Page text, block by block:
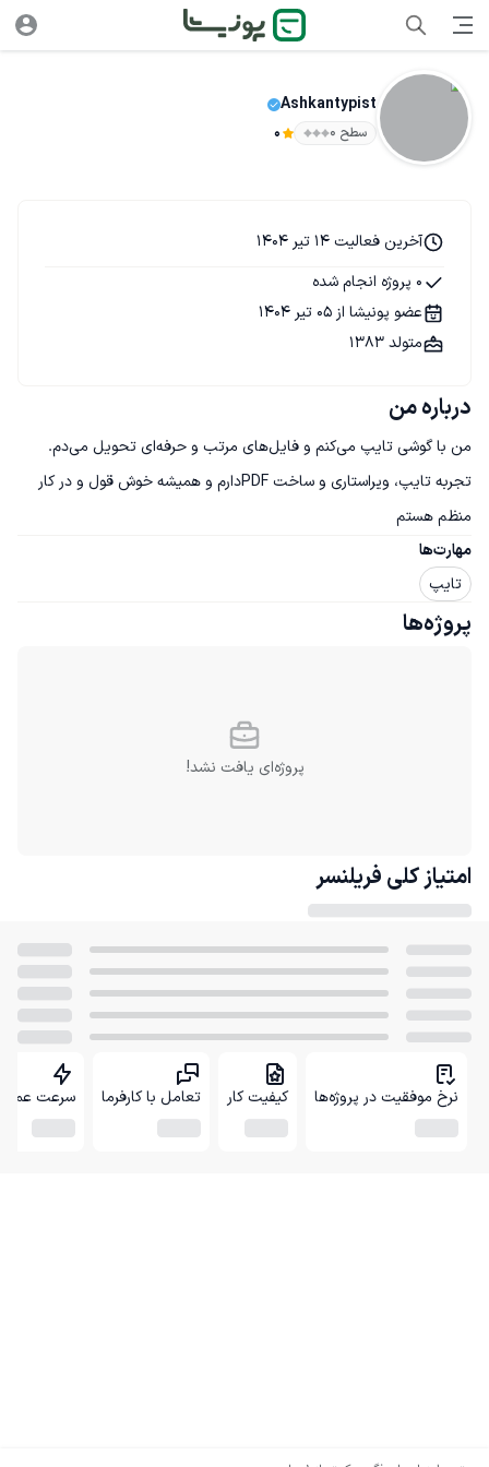
Ashkantypist
سطح ۰ 0
درباره من
من با گوشی تایپ می‌کنم و فایل‌های مرتب و حرفه‌ای تحویل می‌دم.
تجربه تایپ، ویراستاری و ساخت PDFدارم و همیشه خوش قول و در کار
منظم هستم
مهارت‌ها
تایپ
آخرین فعالیت 14 تیر 1404
0 پروژه انجام شده
عضو پونیشا از 05 تیر 1404
متولد 1383
پروژه‌ها
پروژه‌ای یافت نشد!
امتیاز کلی فریلنسر
نرخ موفقیت در پروژه‌ها کیفیت کار تعامل با کارفرما سرعت عمل